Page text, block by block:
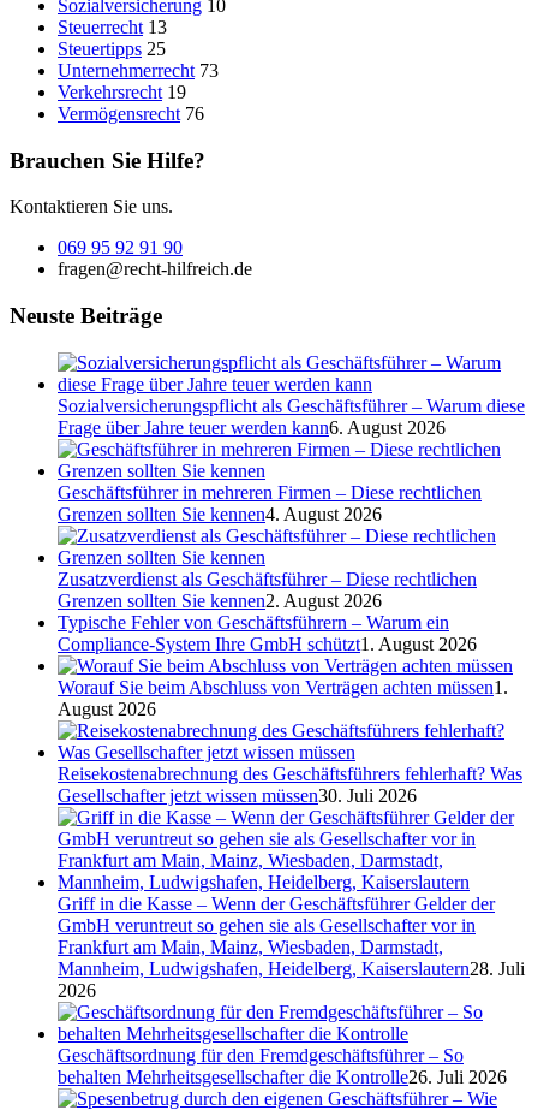
Sozialversicherung 10
Steuerrecht 13
Steuertipps 25
Unternehmerrecht 73
Verkehrsrecht 19
Vermögensrecht 76
Brauchen Sie Hilfe?
Kontaktieren Sie uns.
069 95 92 91 90
fragen@recht-hilfreich.de
Neuste Beiträge
Sozialversicherungspflicht als Geschäftsführer – Warum diese
Frage über Jahre teuer werden kann6. August 2026
Geschäftsführer in mehreren Firmen – Diese rechtlichen
Grenzen sollten Sie kennen4. August 2026
Zusatzverdienst als Geschäftsführer – Diese rechtlichen
Grenzen sollten Sie kennen2. August 2026
Typische Fehler von Geschäftsführern – Warum ein
Compliance-System Ihre GmbH schützt1. August 2026
Worauf Sie beim Abschluss von Verträgen achten müssen1.
August 2026
Reisekostenabrechnung des Geschäftsführers fehlerhaft? Was
Gesellschafter jetzt wissen müssen30. Juli 2026
Griff in die Kasse – Wenn der Geschäftsführer Gelder der
GmbH veruntreut so gehen sie als Gesellschafter vor in
Frankfurt am Main, Mainz, Wiesbaden, Darmstadt,
Mannheim, Ludwigshafen, Heidelberg, Kaiserslautern28. Juli
2026
Geschäftsordnung für den Fremdgeschäftsführer – So
behalten Mehrheitsgesellschafter die Kontrolle26. Juli 2026